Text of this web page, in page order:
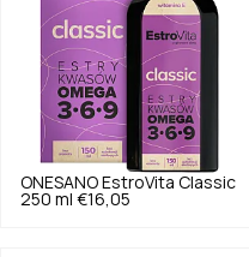
ONESANO EstroVita Classic
250 ml €16,05